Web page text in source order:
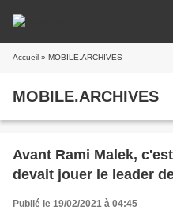
Accueil » MOBILE.ARCHIVES
MOBILE.ARCHIVES
Avant Rami Malek,
devait jouer le leader
Publié le 19/02/2021 à 04:45